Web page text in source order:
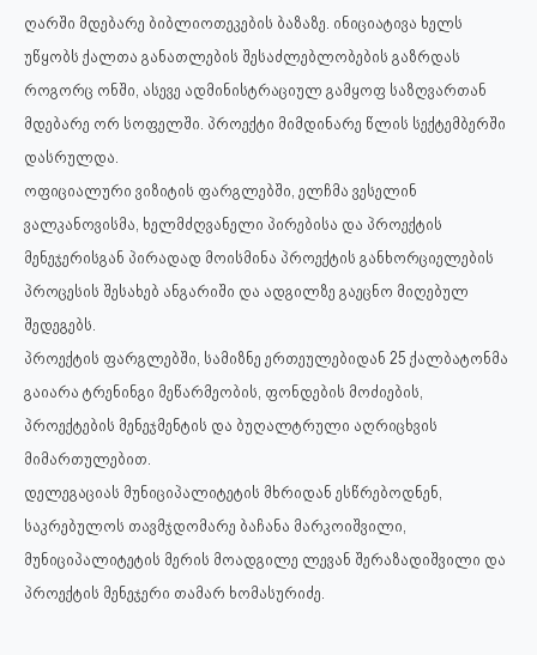
ღარში მდებარე ბიბლიოთეკების ბაზაზე. ინიციატივა ხელს
უწყობს ქალთა განათლების შესაძლებლობების გაზრდას
როგორც ონში, ასევე ადმინისტრაციულ გამყოფ საზღვართან
მდებარე ორ სოფელში. პროექტი მიმდინარე წლის სექტემბერში
დასრულდა.
ოფიციალური ვიზიტის ფარგლებში, ელჩმა ვესელინ
ვალკანოვისმა, ხელმძღვანელი პირებისა და პროექტის
მენეჯერისგან პირადად მოისმინა პროექტის განხორციელების
პროცესის შესახებ ანგარიში და ადგილზე გაეცნო მიღებულ
შედეგებს.
პროექტის ფარგლებში, სამიზნე ერთეულებიდან 25 ქალბატონმა
გაიარა ტრენინგი მეწარმეობის, ფონდების მოძიების,
პროექტების მენეჯმენტის და ბუღალტრული აღრიცხვის
მიმართულებით.
დელეგაციას მუნიციპალიტეტის მხრიდან ესწრებოდნენ,
საკრებულოს თავმჯდომარე ბაჩანა მარკოიშვილი,
მუნიციპალიტეტის მერის მოადგილე ლევან შერაზადიშვილი და
პროექტის მენეჯერი თამარ ხომასურიძე.